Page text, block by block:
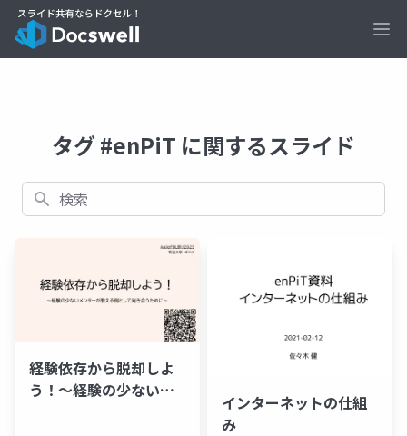
タグ #enPiT に関するスライド
検索
経験依存から脱却しよ
う！～経験の少ないメ
インターネットの仕組
み